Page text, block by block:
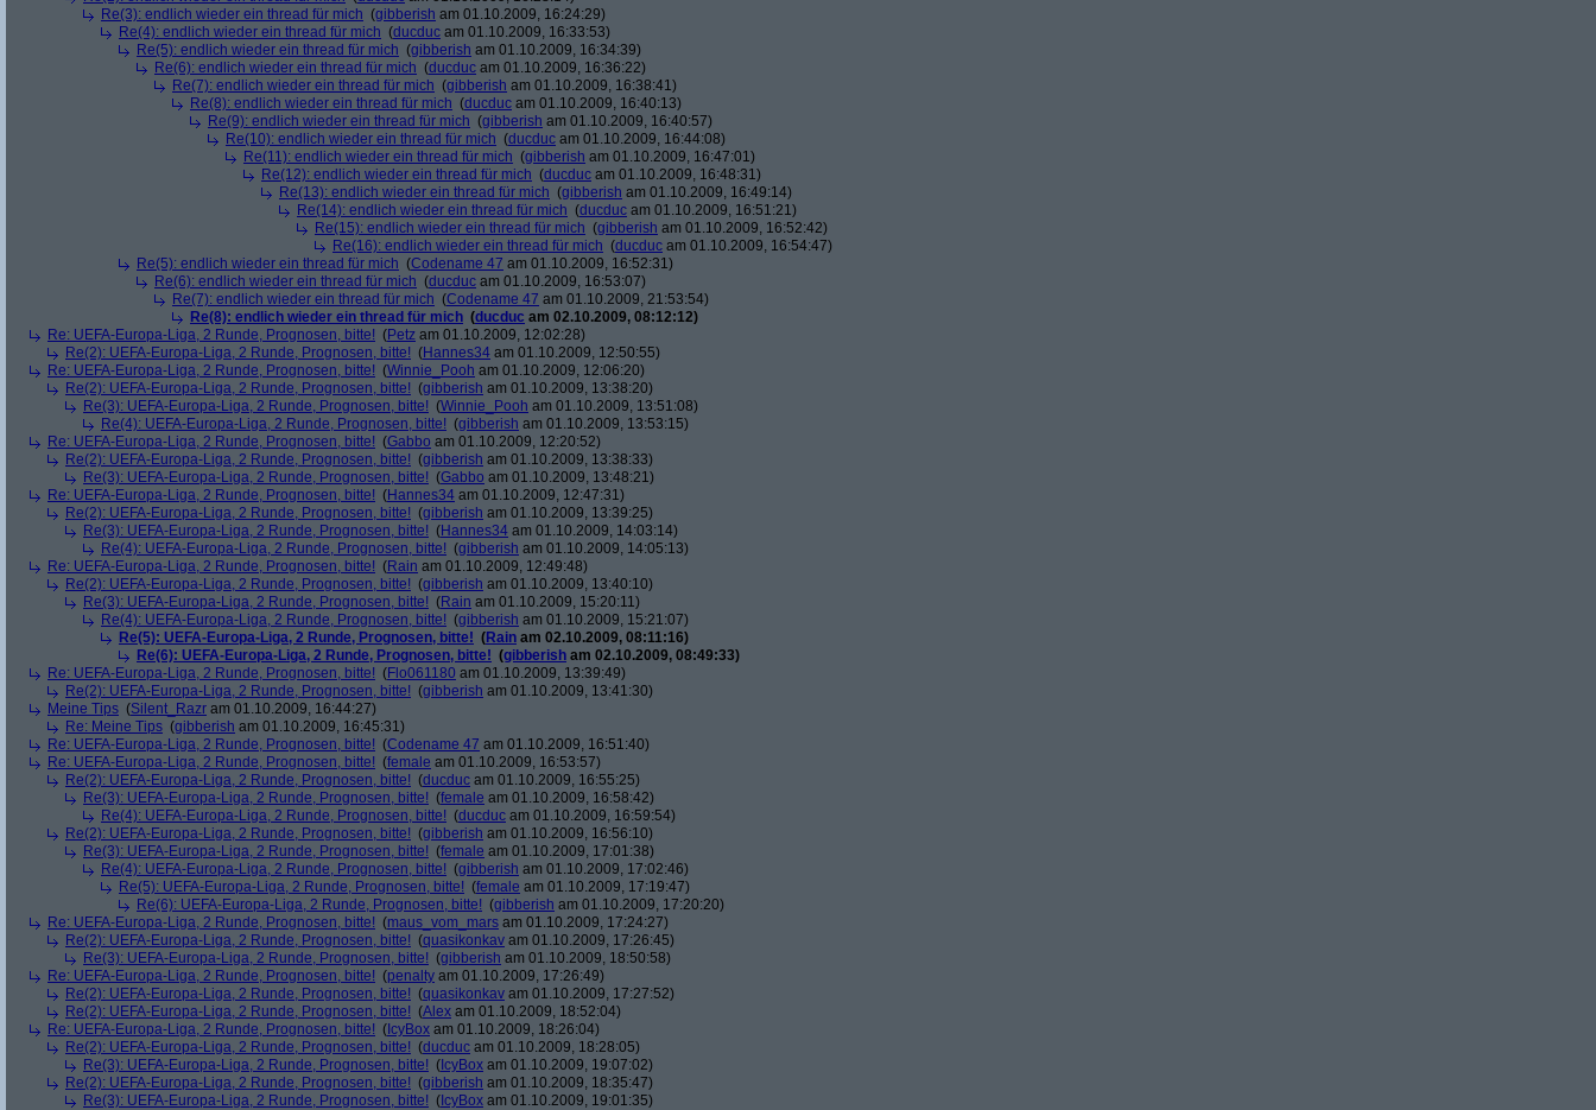
Re(3): endlich wieder ein thread für mich (gibberish am 01.10.2009, 16:24:29)
Re(4): endlich wieder ein thread für mich (ducduc am 01.10.2009, 16:33:53)
Re(5): endlich wieder ein thread für mich (gibberish am 01.10.2009, 16:34:39)
Re(6): endlich wieder ein thread für mich (ducduc am 01.10.2009, 16:36:22)
Re(7): endlich wieder ein thread für mich (gibberish am 01.10.2009, 16:38:41)
Re(8): endlich wieder ein thread für mich (ducduc am 01.10.2009, 16:40:13)
Re(9): endlich wieder ein thread für mich (gibberish am 01.10.2009, 16:40:57)
Re(10): endlich wieder ein thread für mich (ducduc am 01.10.2009, 16:44:08)
Re(11): endlich wieder ein thread für mich (gibberish am 01.10.2009, 16:47:01)
Re(12): endlich wieder ein thread für mich (ducduc am 01.10.2009, 16:48:31)
Re(13): endlich wieder ein thread für mich (gibberish am 01.10.2009, 16:49:14)
Re(14): endlich wieder ein thread für mich (ducduc am 01.10.2009, 16:51:21)
Re(15): endlich wieder ein thread für mich (gibberish am 01.10.2009, 16:52:42)
Re(16): endlich wieder ein thread für mich (ducduc am 01.10.2009, 16:54:47)
Re(5): endlich wieder ein thread für mich (Codename 47 am 01.10.2009, 16:52:31)
Re(6): endlich wieder ein thread für mich (ducduc am 01.10.2009, 16:53:07)
Re(7): endlich wieder ein thread für mich (Codename 47 am 01.10.2009, 21:53:54)
Re(8): endlich wieder ein thread für mich (ducduc am 02.10.2009, 08:12:12)
Re: UEFA-Europa-Liga, 2 Runde, Prognosen, bitte! (Petz am 01.10.2009, 12:02:28)
Re(2): UEFA-Europa-Liga, 2 Runde, Prognosen, bitte! (Hannes34 am 01.10.2009, 12:50:55)
Re: UEFA-Europa-Liga, 2 Runde, Prognosen, bitte! (Winnie_Pooh am 01.10.2009, 12:06:20)
Re(2): UEFA-Europa-Liga, 2 Runde, Prognosen, bitte! (gibberish am 01.10.2009, 13:38:20)
Re(3): UEFA-Europa-Liga, 2 Runde, Prognosen, bitte! (Winnie_Pooh am 01.10.2009, 13:51:08)
Re(4): UEFA-Europa-Liga, 2 Runde, Prognosen, bitte! (gibberish am 01.10.2009, 13:53:15)
Re: UEFA-Europa-Liga, 2 Runde, Prognosen, bitte! (Gabbo am 01.10.2009, 12:20:52)
Re(2): UEFA-Europa-Liga, 2 Runde, Prognosen, bitte! (gibberish am 01.10.2009, 13:38:33)
Re(3): UEFA-Europa-Liga, 2 Runde, Prognosen, bitte! (Gabbo am 01.10.2009, 13:48:21)
Re: UEFA-Europa-Liga, 2 Runde, Prognosen, bitte! (Hannes34 am 01.10.2009, 12:47:31)
Re(2): UEFA-Europa-Liga, 2 Runde, Prognosen, bitte! (gibberish am 01.10.2009, 13:39:25)
Re(3): UEFA-Europa-Liga, 2 Runde, Prognosen, bitte! (Hannes34 am 01.10.2009, 14:03:14)
Re(4): UEFA-Europa-Liga, 2 Runde, Prognosen, bitte! (gibberish am 01.10.2009, 14:05:13)
Re: UEFA-Europa-Liga, 2 Runde, Prognosen, bitte! (Rain am 01.10.2009, 12:49:48)
Re(2): UEFA-Europa-Liga, 2 Runde, Prognosen, bitte! (gibberish am 01.10.2009, 13:40:10)
Re(3): UEFA-Europa-Liga, 2 Runde, Prognosen, bitte! (Rain am 01.10.2009, 15:20:11)
Re(4): UEFA-Europa-Liga, 2 Runde, Prognosen, bitte! (gibberish am 01.10.2009, 15:21:07)
Re(5): UEFA-Europa-Liga, 2 Runde, Prognosen, bitte! (Rain am 02.10.2009, 08:11:16)
Re(6): UEFA-Europa-Liga, 2 Runde, Prognosen, bitte! (gibberish am 02.10.2009, 08:49:33)
Re: UEFA-Europa-Liga, 2 Runde, Prognosen, bitte! (Flo061180 am 01.10.2009, 13:39:49)
Re(2): UEFA-Europa-Liga, 2 Runde, Prognosen, bitte! (gibberish am 01.10.2009, 13:41:30)
Meine Tips (Silent_Razr am 01.10.2009, 16:44:27)
Re: Meine Tips (gibberish am 01.10.2009, 16:45:31)
Re: UEFA-Europa-Liga, 2 Runde, Prognosen, bitte! (Codename 47 am 01.10.2009, 16:51:40)
Re: UEFA-Europa-Liga, 2 Runde, Prognosen, bitte! (female am 01.10.2009, 16:53:57)
Re(2): UEFA-Europa-Liga, 2 Runde, Prognosen, bitte! (ducduc am 01.10.2009, 16:55:25)
Re(3): UEFA-Europa-Liga, 2 Runde, Prognosen, bitte! (female am 01.10.2009, 16:58:42)
Re(4): UEFA-Europa-Liga, 2 Runde, Prognosen, bitte! (ducduc am 01.10.2009, 16:59:54)
Re(2): UEFA-Europa-Liga, 2 Runde, Prognosen, bitte! (gibberish am 01.10.2009, 16:56:10)
Re(3): UEFA-Europa-Liga, 2 Runde, Prognosen, bitte! (female am 01.10.2009, 17:01:38)
Re(4): UEFA-Europa-Liga, 2 Runde, Prognosen, bitte! (gibberish am 01.10.2009, 17:02:46)
Re(5): UEFA-Europa-Liga, 2 Runde, Prognosen, bitte! (female am 01.10.2009, 17:19:47)
Re(6): UEFA-Europa-Liga, 2 Runde, Prognosen, bitte! (gibberish am 01.10.2009, 17:20:20)
Re: UEFA-Europa-Liga, 2 Runde, Prognosen, bitte! (maus_vom_mars am 01.10.2009, 17:24:27)
Re(2): UEFA-Europa-Liga, 2 Runde, Prognosen, bitte! (quasikonkav am 01.10.2009, 17:26:45)
Re(3): UEFA-Europa-Liga, 2 Runde, Prognosen, bitte! (gibberish am 01.10.2009, 18:50:58)
Re: UEFA-Europa-Liga, 2 Runde, Prognosen, bitte! (penalty am 01.10.2009, 17:26:49)
Re(2): UEFA-Europa-Liga, 2 Runde, Prognosen, bitte! (quasikonkav am 01.10.2009, 17:27:52)
Re(2): UEFA-Europa-Liga, 2 Runde, Prognosen, bitte! (Alex am 01.10.2009, 18:52:04)
Re: UEFA-Europa-Liga, 2 Runde, Prognosen, bitte! ( IcyBox am 01.10.2009, 18:26:04)
Re(2): UEFA-Europa-Liga, 2 Runde, Prognosen, bitte! (ducduc am 01.10.2009, 18:28:05)
Re(3): UEFA-Europa-Liga, 2 Runde, Prognosen, bitte! ( IcyBox am 01.10.2009, 19:07:02)
Re(2): UEFA-Europa-Liga, 2 Runde, Prognosen, bitte! (gibberish am 01.10.2009, 18:35:47)
Re(3): UEFA-Europa-Liga, 2 Runde, Prognosen, bitte! ( IcyBox am 01.10.2009, 19:01:35)